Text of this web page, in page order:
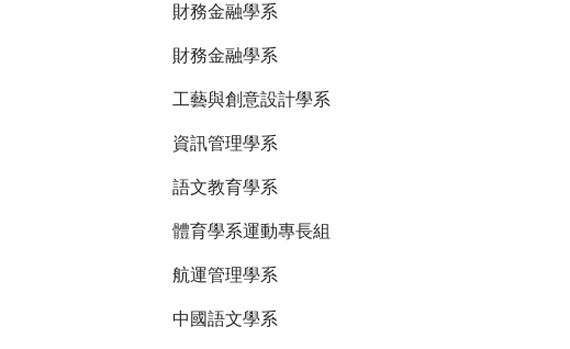
財務金融學系
財務金融學系
工藝與創意設計學系
資訊管理學系
語文教育學系
體育學系運動專長組
航運管理學系
中國語文學系